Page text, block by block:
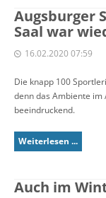
Augsburger
Saal war
16.02.2020 07:59
Die knapp 100
denn das Ambiente im
beeindruckend.
Weiterlesen ...
Auch im